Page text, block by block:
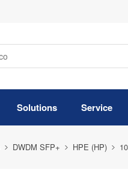
Solutions Service
DWDM SFP+ HPE (HP)